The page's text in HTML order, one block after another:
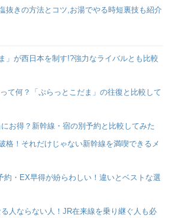
抜きの方法とコツ,お湯でやる時短裏技も紹介
」が西日本を制す!?強力なライバルとも比較
て何？「ぷらっとこだま」の往復と比較して
お得？新幹線・宿の別予約と比較してみた
格！それだけじゃない新幹線を満喫できるメ
約・EX早得が紛らわしい！違いとベストな選
人ならない人！JR在来線を乗り継ぐ人も必